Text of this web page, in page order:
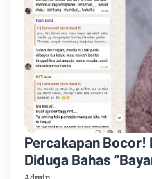
Percakapan Bocor!
Diduga Bahas